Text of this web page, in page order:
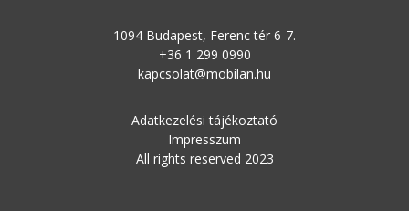
1094 Budapest, Ferenc tér 6-7.
+36 1 299 0990
kapcsolat@mobilan.hu
Adatkezelési tájékoztató
Impresszum
All rights reserved 2023